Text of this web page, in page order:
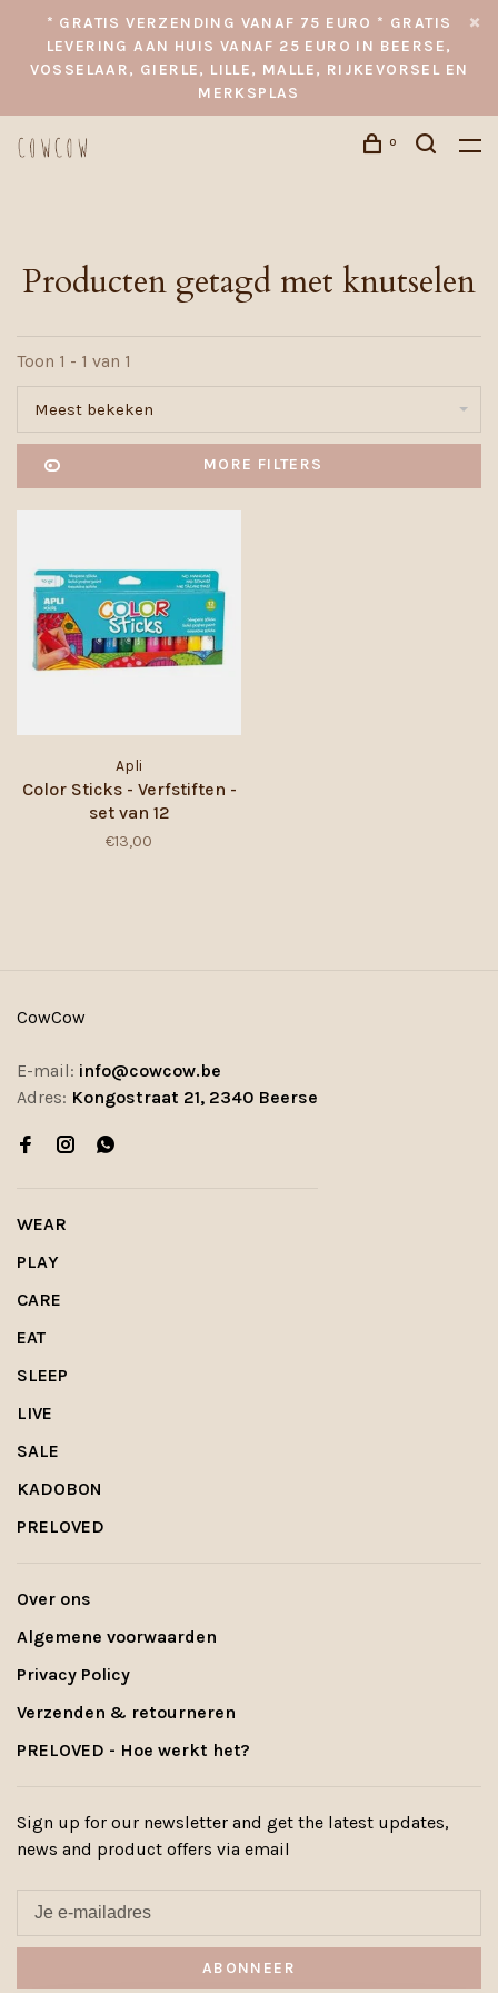
* GRATIS VERZENDING VANAF 75 EURO * GRATIS
LEVERING AAN HUIS VANAF 25 EURO IN BEERSE,
VOSSELAAR, GIERLE, LILLE, MALLE, RIJKEVORSEL EN
MERKSPLAS
0
Producten getagd met knutselen
Toon 1 - 1 van 1
Meest bekeken
MORE FILTERS
Apli
Color Sticks - Verfstiften -
set van 12
€13,00
CowCow
E-mail: info@cowcow.be
Adres: Kongostraat 21, 2340 Beerse
WEAR
PLAY
CARE
EAT
SLEEP
LIVE
SALE
KADOBON
PRELOVED
Over ons
Algemene voorwaarden
Privacy Policy
Verzenden & retourneren
PRELOVED - Hoe werkt het?
Sign up for our newsletter and get the latest updates,
news and product offers via email
ABONNEER